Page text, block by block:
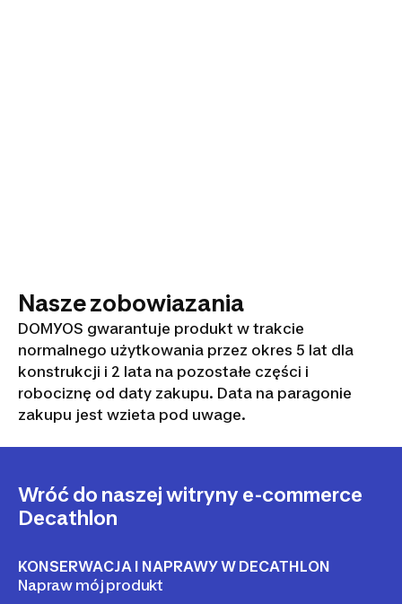
Nasze zobowiazania
DOMYOS gwarantuje produkt w trakcie
normalnego użytkowania przez okres 5 lat dla
konstrukcji i 2 lata na pozostałe części i
robociznę od daty zakupu. Data na paragonie
zakupu jest wzieta pod uwage.
Wróć do naszej witryny e-commerce
Decathlon
KONSERWACJA I NAPRAWY W DECATHLON
Napraw mój produkt